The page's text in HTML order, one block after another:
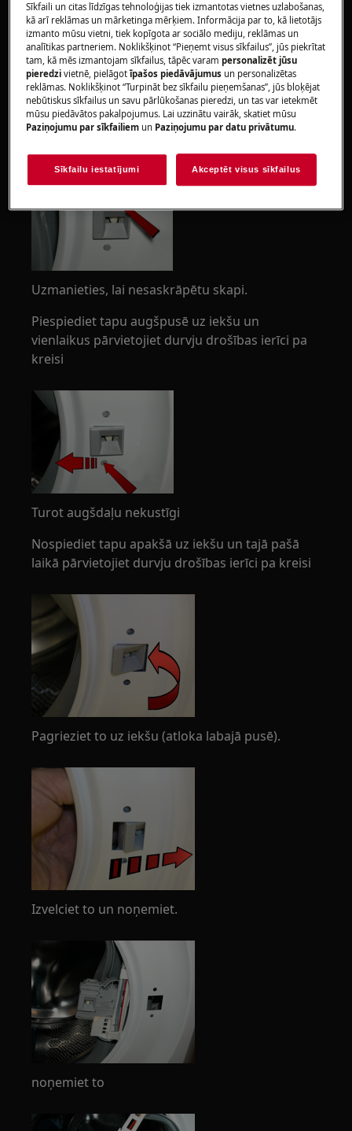
Noņemiet attiecīgo korpusa blīvējuma daļu no
skapja.
Uzmanieties, lai nesaskrāpētu skapi.
Piespiediet tapu augšpusē uz iekšu un
vienlaikus pārvietojiet durvju drošības ierīci pa
kreisi
Turot augšdaļu nekustīgi
Nospiediet tapu apakšā uz iekšu un tajā pašā
laikā pārvietojiet durvju drošības ierīci pa kreisi
Pagrieziet to uz iekšu (atloka labajā pusē).
Izvelciet to un noņemiet.
noņemiet to
Sīkfaili un citas līdzīgas tehnoloģijas tiek izmantotas vietnes uzlabošanas,
kā arī reklāmas un mārketinga mērķiem. Informācija par to, kā lietotājs
izmanto mūsu vietni, tiek kopīgota ar sociālo mediju, reklāmas un
analītikas partneriem. Noklikšķinot “Pieņemt visus sīkfailus”, jūs piekrītat
tam, kā mēs izmantojam sīkfailus, tāpēc varampersonalizēt jūsu
pieredzivietnē, pielāgotīpašos piedāvājumus un personalizētas
reklāmas. Noklikšķinot “Turpināt bez sīkfailu pieņemšanas”, jūs bloķējat
nebūtiskus sīkfailus un savu pārlūkošanas pieredzi, un tas var ietekmēt
mūsu piedāvātos pakalpojumus. Lai uzzinātu vairāk, skatiet mūsu
Paziņojumu par sīkfailiem un Paziņojumu par datu privātumu.
Sīkfailu iestatījumi Akceptēt visus sīkfailus